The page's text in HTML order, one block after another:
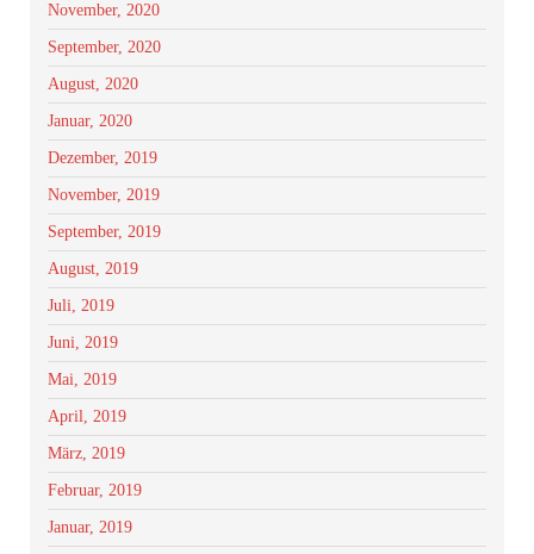
November, 2020
September, 2020
August, 2020
Januar, 2020
Dezember, 2019
November, 2019
September, 2019
August, 2019
Juli, 2019
Juni, 2019
Mai, 2019
April, 2019
März, 2019
Februar, 2019
Januar, 2019